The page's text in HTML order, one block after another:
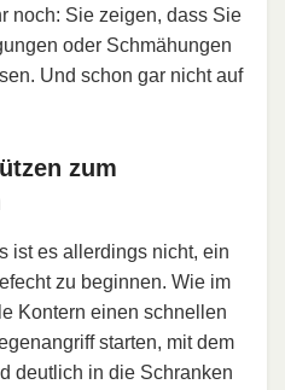
noch: Sie zeigen, dass Sie
oder Schmähungen
Und schon gar nicht auf
zum
ist es allerdings nicht, ein
zu beginnen. Wie im
Kontern einen schnellen
starten, mit dem
deutlich in die Schranken